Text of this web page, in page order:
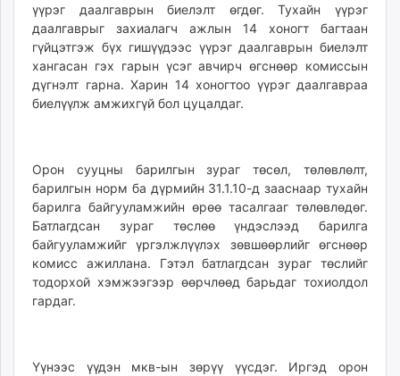
үүрэг даалгаврын биелэлт өгдөг. Тухайн үүрэг
даалгаврыг захиалагч ажлын 14 хоногт багтаан
гүйцэтгэж бүх гишүүдээс үүрэг даалгаврын биелэлт
хангасан гэх гарын үсэг авчирч өгснөөр комиссын
дүгнэлт гарна. Харин 14 хоногтоо үүрэг даалгавраа
биелүүлж амжихгүй бол цуцалдаг.
Орон сууцны барилгын зураг төсөл, төлөвлөлт,
барилгын норм ба дүрмийн 31.1.10-д зааснаар тухайн
барилга байгууламжийн өрөө тасалгааг төлөвлөдөг.
Батлагдсан зураг төслөө үндэслээд барилга
байгууламжийг үргэлжлүүлэх зөвшөөрлийг өгснөөр
комисс ажиллана. Гэтэл батлагдсан зураг төслийг
тодорхой хэмжээгээр өөрчлөөд барьдаг тохиолдол
гардаг.
Үүнээс үүдэн мкв-ын зөрүү үүсдэг. Иргэд орон